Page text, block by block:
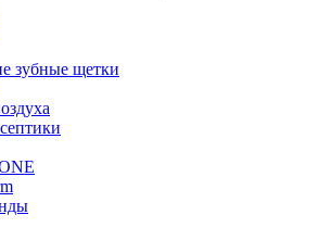
зубные щетки